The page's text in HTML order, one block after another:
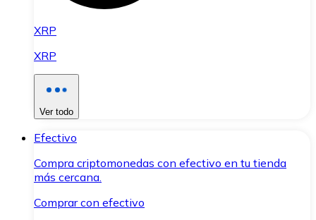
XRP
XRP
Ver todo
Efectivo
Compra criptomonedas con efectivo en tu tienda
más cercana.
Comprar con efectivo